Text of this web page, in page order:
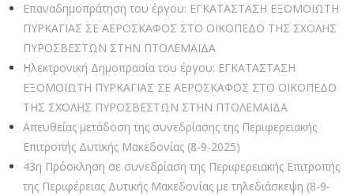
Επαναδημοπράτηση του έργου: ΕΓΚΑΤΑΣΤΑΣΗ ΕΞΟΜΟΙΩΤΗ
ΠΥΡΚΑΓΙΑΣ ΣΕ ΑΕΡΟΣΚΑΦΟΣ ΣΤΟ ΟΙΚΟΠΕΔΟ ΤΗΣ ΣΧΟΛΗΣ
ΠΥΡΟΣΒΕΣΤΩΝ ΣΤΗΝ ΠΤΟΛΕΜΑΪΔΑ
Ηλεκτρονική Δημοπρασία του έργου: ΕΓΚΑΤΑΣΤΑΣΗ
ΕΞΟΜΟΙΩΤΗ ΠΥΡΚΑΓΙΑΣ ΣΕ ΑΕΡΟΣΚΑΦΟΣ ΣΤΟ ΟΙΚΟΠΕΔΟ
ΤΗΣ ΣΧΟΛΗΣ ΠΥΡΟΣΒΕΣΤΩΝ ΣΤΗΝ ΠΤΟΛΕΜΑΪΔΑ
Απευθείας μετάδοση της συνεδρίασης της Περιφερειακής
Επιτροπής Δυτικής Μακεδονίας (8-9-2025)
43η Πρόσκληση σε συνεδρίαση της Περιφερειακής Επιτροπής
της Περιφέρειας Δυτικής Μακεδονίας με τηλεδιάσκεψη (8-9-